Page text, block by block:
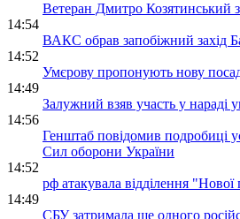
Ветеран Дмитро Козятинський
14:54
ВАКС обрав запобіжний захід
14:52
Умєрову пропонують нову
14:49
Залужний взяв участь у нараді
14:56
Генштаб повідомив подробиці
Сил оборони України
14:52
рф атакувала відділення
14:49
СБУ затримала ще одного